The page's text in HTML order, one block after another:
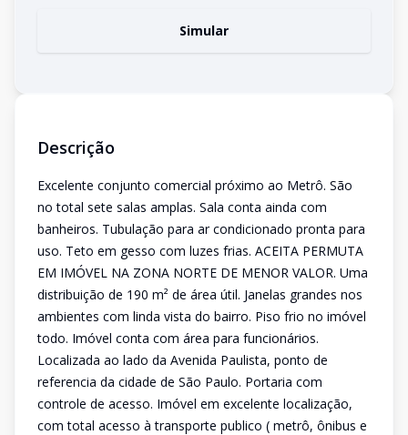
Simular
Descrição
Excelente conjunto comercial próximo ao Metrô. São
no total sete salas amplas. Sala conta ainda com
banheiros. Tubulação para ar condicionado pronta para
uso. Teto em gesso com luzes frias. ACEITA PERMUTA
EM IMÓVEL NA ZONA NORTE DE MENOR VALOR. Uma
distribuição de 190 m² de área útil. Janelas grandes nos
ambientes com linda vista do bairro. Piso frio no imóvel
todo. Imóvel conta com área para funcionários.
Localizada ao lado da Avenida Paulista, ponto de
referencia da cidade de São Paulo. Portaria com
controle de acesso. Imóvel em excelente localização,
com total acesso à transporte publico ( metrô, ônibus e